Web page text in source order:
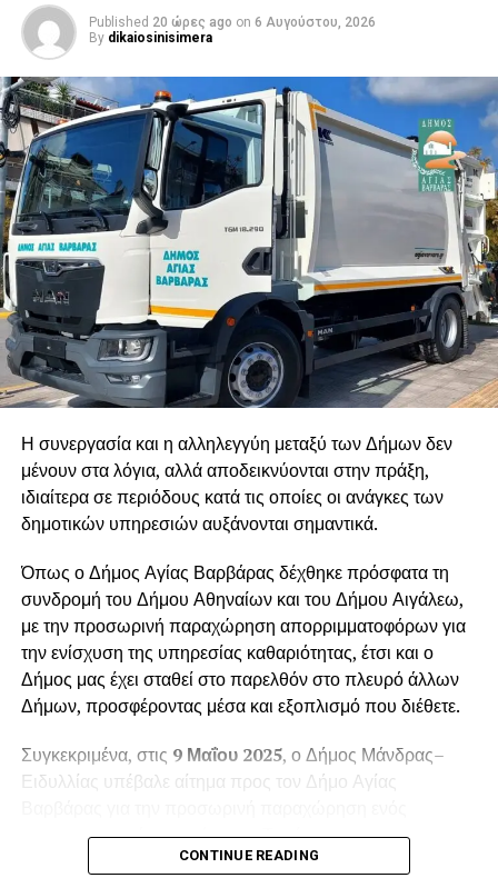
Published 20 ώρες ago on 6 Αυγούστου, 2026
By dikaiosinisimera
Η συνεργασία και η αλληλεγγύη μεταξύ των Δήμων δεν
μένουν στα λόγια, αλλά αποδεικνύονται στην πράξη,
ιδιαίτερα σε περιόδους κατά τις οποίες οι ανάγκες των
δημοτικών υπηρεσιών αυξάνονται σημαντικά.
Όπως ο Δήμος Αγίας Βαρβάρας δέχθηκε πρόσφατα τη
συνδρομή του Δήμου Αθηναίων και του Δήμου Αιγάλεω,
με την προσωρινή παραχώρηση απορριμματοφόρων για
την ενίσχυση της υπηρεσίας καθαριότητας, έτσι και ο
Δήμος μας έχει σταθεί στο παρελθόν στο πλευρό άλλων
Δήμων, προσφέροντας μέσα και εξοπλισμό που διέθετε.
Συγκεκριμένα, στις 9 Μαΐου 2025, ο Δήμος Μάνδρας–
Ειδυλλίας υπέβαλε αίτημα προς τον Δήμο Αγίας
απορριμματοφόρου οχήματος. Το αίτημα
πρωτοκολλήθηκε στις12 Μαΐου 2025, με αριθμό
CONTINUE READING